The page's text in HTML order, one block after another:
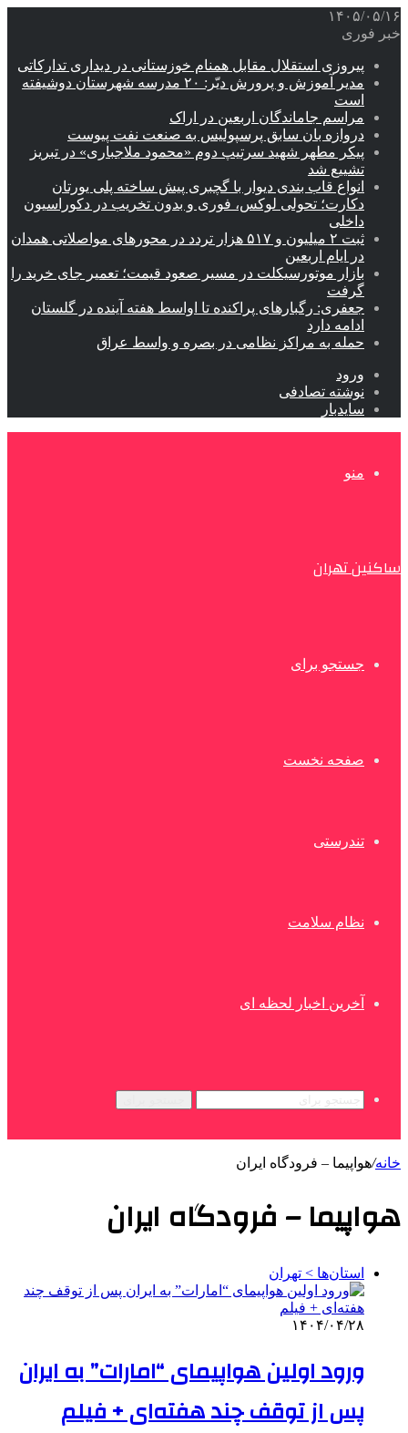
۱۴۰۵/۰۵/۱۶
خبر فوری
پیروزی استقلال مقابل همنام خوزستانی در دیداری تدارکاتی
مدیر آموزش و پرورش دیّر: ۲۰ مدرسه شهرستان دوشیفته
است
مراسم جاماندگان اربعین در اراک
دروازه بان سابق پرسپولیس به صنعت نفت پیوست
پیکر مطهر شهید سرتیپ دوم «محمود ملاجباری» در تبریز
تشییع شد
انواع قاب بندی دیوار با گچبری پیش ساخته پلی یورتان
دکارت؛ تحولی لوکس، فوری و بدون تخریب در دکوراسیون
داخلی
ثبت ۲ میلیون و ۵۱۷ هزار تردد در محورهای مواصلاتی همدان
در ایام اربعین
بازار موتورسیکلت در مسیر صعود قیمت؛ تعمیر جای خرید را
گرفت
جعفری: رگبارهای پراکنده تا اواسط هفته آینده در گلستان
ادامه دارد
حمله به مراکز نظامی در بصره و واسط عراق
ورود
نوشته تصادفی
سایدبار
منو
ساکنین تهران
جستجو برای
صفحه نخست
تندرستی
نظام سلامت
آخرین اخبار لحظه ای
خانه/هواپیما – فرودگاه ایران
هواپیما – فرودگاه ایران
استان‌ها > تهران
۱۴۰۴/۰۴/۲۸
ورود اولین هواپیمای “امارات” به ایران
پس از توقف چند هفته‌ای + فیلم